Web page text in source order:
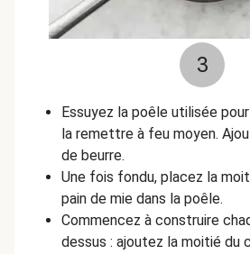
3
Essuyez la poêle utilisée
la remettre à feu moyen.
de beurre.
Une fois fondu, placez la
pain de mie dans la poêle.
Commencez à construire
dessus : ajoutez la moitié du